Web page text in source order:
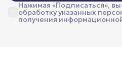
Нажимая «Подписаться»,
обработку указанных
получения